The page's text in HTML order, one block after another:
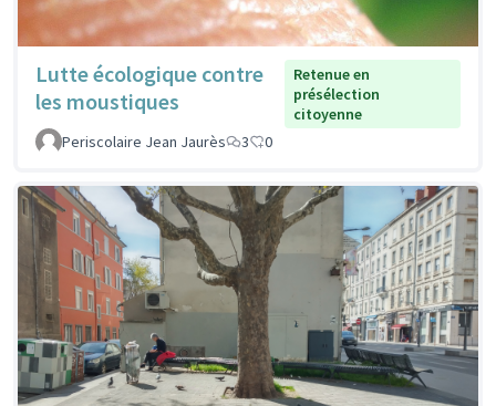
Lutte écologique contre
les moustiques
Retenue en
présélection
citoyenne
Periscolaire Jean Jaurès
3 0